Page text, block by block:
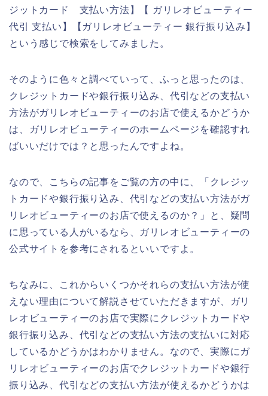
ジットカード 支払い方法】【 ガリレオビューティー
代引 支払い】【ガリレオビューティー 銀行振り込み】
という感じで検索をしてみました。
そのように色々と調べていって、ふっと思ったのは、
クレジットカードや銀行振り込み、代引などの支払い
方法がガリレオビューティーのお店で使えるかどうか
は、ガリレオビューティーのホームページを確認すれ
ばいいだけでは？と思ったんですよね。
なので、こちらの記事をご覧の方の中に、「クレジッ
トカードや銀行振り込み、代引などの支払い方法がガ
リレオビューティーのお店で使えるのか？」と、疑問
に思っている人がいるなら、ガリレオビューティーの
公式サイトを参考にされるといいですよ。
ちなみに、これからいくつかそれらの支払い方法が使
えない理由について解説させていただきますが、ガリ
レオビューティーのお店で実際にクレジットカードや
銀行振り込み、代引などの支払い方法の支払いに対応
しているかどうかはわかりません。なので、実際にガ
リレオビューティーのお店でクレジットカードや銀行
振り込み、代引などの支払い方法が使えるかどうかは